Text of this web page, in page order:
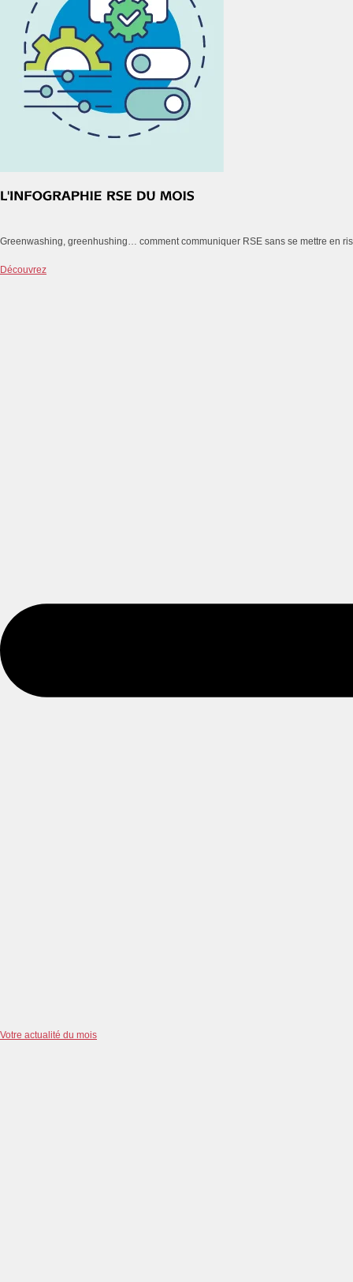
Greenwashing, greenhushing… comment communiquer RSE sans se mettre en
Découvrez
Votre actualité du mois